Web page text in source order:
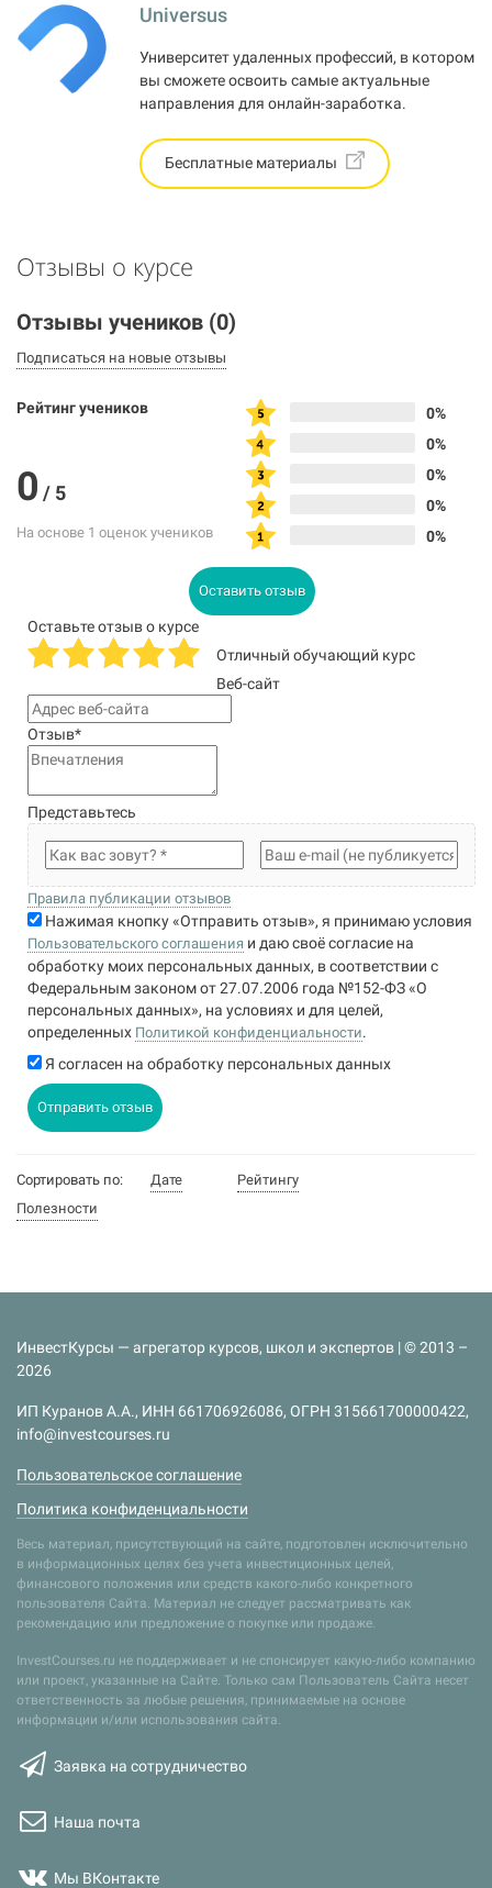
Universus
Университет удаленных профессий, в котором
вы сможете освоить самые актуальные
направления для онлайн-заработка.
Бесплатные материалы
Отзывы о курсе
Отзывы учеников (0)
Подписаться на новые отзывы
Рейтинг учеников
0 / 5
На основе 1 оценок учеников
0%
0%
0%
0%
0%
Оставить отзыв
Оставьте отзыв о курсе
Отличный обучающий курс
Веб-сайт
Отзыв*
Представьтесь
Правила публикации отзывов
Нажимая кнопку «Отправить отзыв», я принимаю условия
Пользовательского соглашения и даю своё согласие на
обработку моих персональных данных, в соответствии с
Федеральным законом от 27.07.2006 года №152-ФЗ «О
персональных данных», на условиях и для целей,
определенных Политикой конфиденциальности.
Я согласен на обработку персональных данных
Отправить отзыв
Сортировать по: Дате
Рейтингу
Полезности
ИнвестКурсы — агрегатор курсов, школ и экспертов | © 2013 –
2026
ИП Куранов А.А., ИНН 661706926086, ОГРН 315661700000422,
info@investcourses.ru
Пользовательское соглашение
Политика конфиденциальности
Весь материал, присутствующий на сайте, подготовлен исключительно
в информационных целях без учета инвестиционных целей,
финансового положения или средств какого-либо конкретного
пользователя Сайта. Материал не следует рассматривать как
рекомендацию или предложение о покупке или продаже.
InvestCourses.ru не поддерживает и не спонсирует какую-либо компанию
или проект, указанные на Сайте. Только сам Пользователь Сайта несет
ответственность за любые решения, принимаемые на основе
информации и/или использования сайта.
Заявка на сотрудничество
Наша почта
Мы ВКонтакте